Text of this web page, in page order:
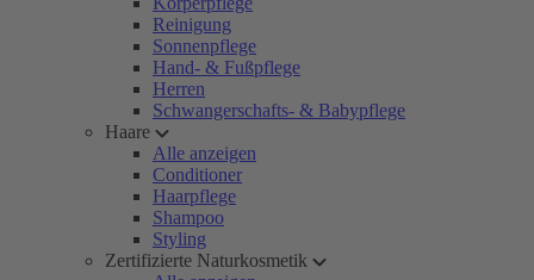
Reinigung
Sonnenpflege
Hand- & Fußpflege
Herren
Schwangerschafts- & Babypflege
Haare
Alle anzeigen
Conditioner
Haarpflege
Shampoo
Styling
Zertifizierte Naturkosmetik